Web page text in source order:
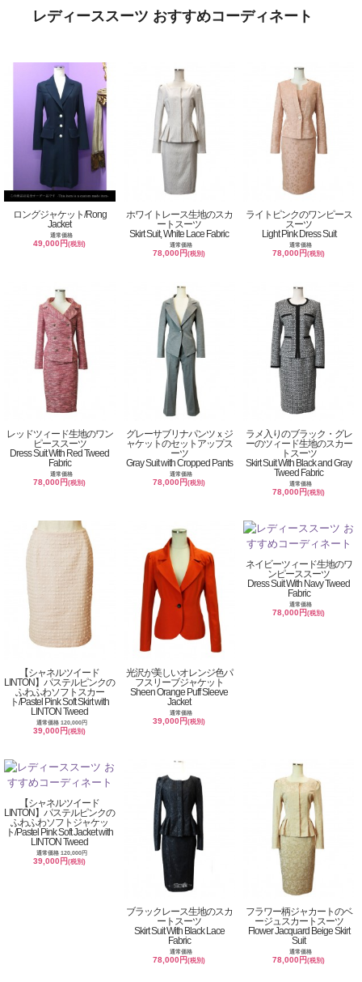
レディーススーツ おすすめコーディネート
ロングジャケット/Rong
Jacket
通常価格
49,000円(税別)
ホワイトレース生地のスカ
ートスーツ
Skirt Suit, White Lace Fabric
通常価格
78,000円(税別)
ライトピンクのワンピース
スーツ
Light Pink Dress Suit
通常価格
78,000円(税別)
レッドツィード生地のワン
ピーススーツ
Dress Suit With Red Tweed
Fabric
通常価格
78,000円(税別)
グレーサブリナパンツｘジ
ャケットのセットアップス
ーツ
Gray Suit with Cropped Pants
通常価格
78,000円(税別)
ラメ入りのブラック・グレ
ーのツィード生地のスカー
トスーツ
Skirt Suit With Black and Gray
Tweed Fabric
通常価格
78,000円(税別)
【シャネルツイード
LINTON】パステルピンクの
ふわふわソフトスカー
ト/Pastel Pink Soft Skirt with
LINTON Tweed
通常価格 120,000円
39,000円(税別)
光沢が美しいオレンジ色パ
フスリーブジャケット
Sheen Orange Puff Sleeve
Jacket
通常価格
39,000円(税別)
ネイビーツィード生地のワ
ンピーススーツ
Dress Suit With Navy Tweed
Fabric
通常価格
78,000円(税別)
【シャネルツイード
LINTON】パステルピンクの
ふわふわソフトジャケッ
ト/Pastel Pink Soft Jacket with
LINTON Tweed
通常価格 120,000円
39,000円(税別)
ブラックレース生地のスカ
ートスーツ
Skirt Suit With Black Lace
Fabric
通常価格
78,000円(税別)
フラワー柄ジャカートのベ
ージュスカートスーツ
Flower Jacquard Beige Skirt
Suit
通常価格
78,000円(税別)